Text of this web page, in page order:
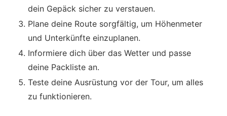
dein Gepäck sicher zu verstauen.
Plane deine Route sorgfältig, um Höhenmeter
und Unterkünfte einzuplanen.
Informiere dich über das Wetter und passe
deine Packliste an.
Teste deine Ausrüstung vor der Tour, um alles
zu funktionieren.